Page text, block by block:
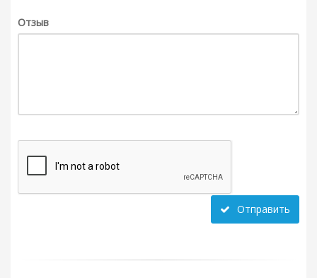
Отзыв
Отправить